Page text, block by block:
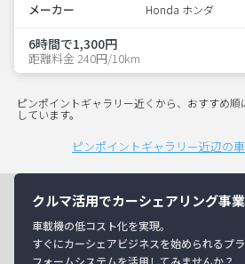
メーカー Honda ホンダ
6時間で1,300円
距離料金 240円/10km
ピンポイントギャラリー近くから、おすすめ
しています。
ピンポイントギャラリー近辺の
クルマ活用でカーシェアリング事業
車載機の低コスト化を実現。
すぐにカーシェアビジネスを始められるプ
フォームシステムを活用してみませんか？